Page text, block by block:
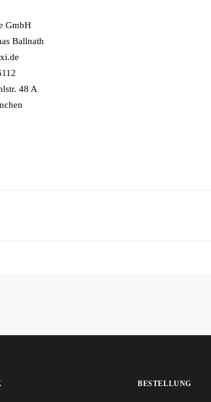
GmbH
Ballnath
48 A
BESTELLUNG